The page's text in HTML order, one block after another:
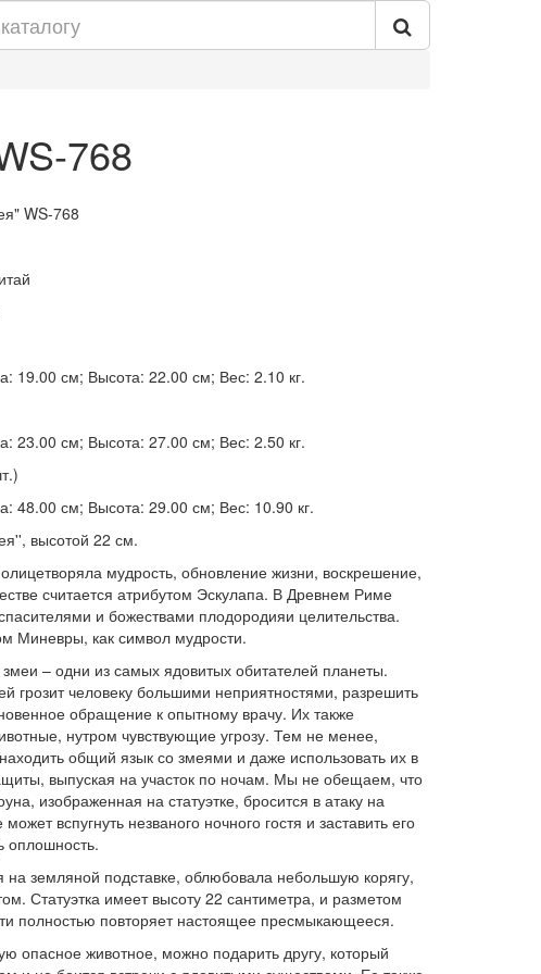
768
WS-768
19.00 см; Высота: 22.00 см; Вес: 2.10 кг.
23.00 см; Высота: 27.00 см; Вес: 2.50 кг.
48.00 см; Высота: 29.00 см; Вес: 10.90 кг.
высотой 22 см.
мудрость, обновление жизни, воскрешение,
считается атрибутом Эскулапа. В Древнем Риме
и божествами плодородияи целительства.
Миневры, как символ мудрости.
– одни из самых ядовитых обитателей планеты.
грозит человеку большими неприятностями, разрешить
обращение к опытному врачу. Их также
нутром чувствующие угрозу. Тем не менее,
общий язык со змеями и даже использовать их в
выпуская на участок по ночам. Мы не обещаем, что
изображенная на статуэтке, бросится в атаку на
вспугнуть незваного ночного гостя и заставить его
оплошность.
земляной подставке, облюбовала небольшую корягу,
Статуэтка имеет высоту 22 сантиметра, и разметом
полностью повторяет настоящее пресмыкающееся.
опасное животное, можно подарить другу, который